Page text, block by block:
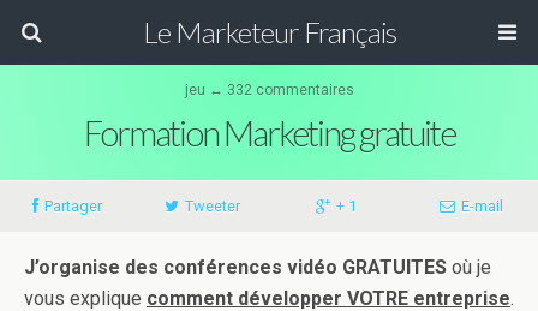
Le Marketeur Français
jeu ↔ 332 commentaires
Formation Marketing gratuite
Partager Tweeter + 1 E-mail
J’organise des conférences vidéo GRATUITES où je
vous explique comment développer VOTRE entreprise.